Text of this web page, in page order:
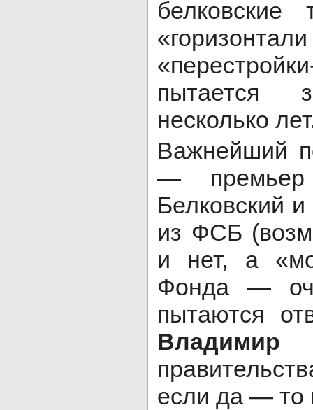
белковские
пытается
несколько
Важнейший
—
Белковский
из ФСБ
и нет, а
Фонда —
пытаются
Владимир
если да — то